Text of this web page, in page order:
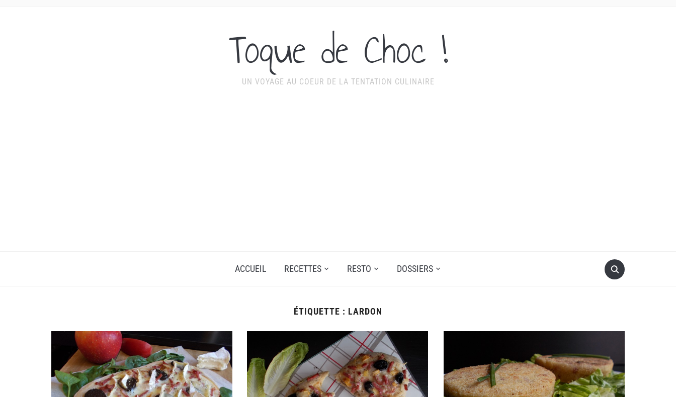
Toque de Choc !
UN VOYAGE AU COEUR DE LA TENTATION CULINAIRE
ACCUEIL RECETTES RESTO DOSSIERS
ÉTIQUETTE : LARDON